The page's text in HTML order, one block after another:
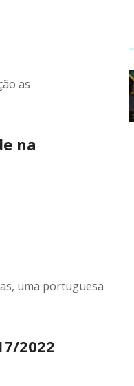
as
na
uma portuguesa
2022